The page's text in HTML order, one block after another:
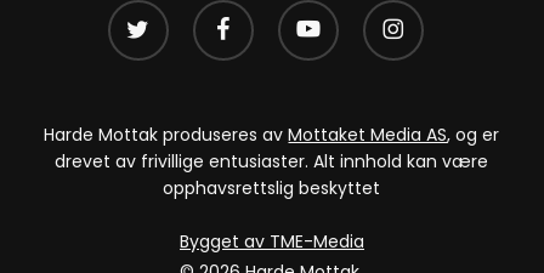
twitter facebook youtube instagram
Harde Mottak produseres avMottaket Media AS, og er
drevet av frivillige entusiaster. Alt innhold kan være
opphavsrettslig beskyttet
Bygget av TME-Media